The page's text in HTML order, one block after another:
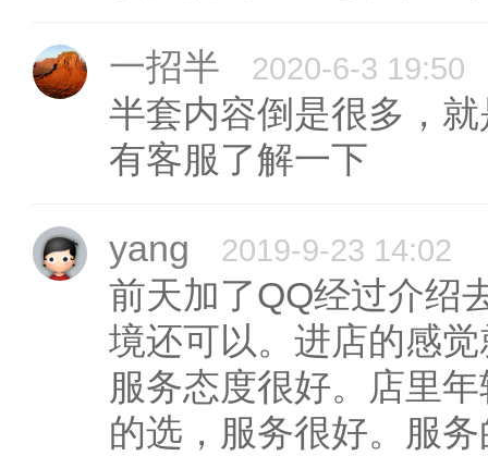
一招半 2020-6-3 19:50
半套内容倒是很多，
有客服了解一下
yang 2019-9-23 14:02
前天加了QQ经过介绍
境还可以。进店的感
服务态度很好。店里
的选，服务很好。服